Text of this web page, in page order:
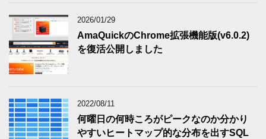
2026/01/29
AmaQuickのChrome拡張機能版(v6.0.2)
を復活公開しました
2022/08/11
何曜日の何時ころがピークなのか分かり
やすいヒートマップ的な分布を出すSQL